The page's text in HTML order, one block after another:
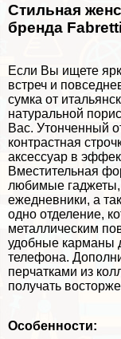
Стильная
бренда Fabretti
Если Вы ищете
встреч и
сумка от
натуральной
Вас. Утонченный
контрастная
аксессуар в
Вместительная
любимые
ежедневники, а
одно отделение,
металлическим
удобные карманы
телефона.
перчатками из
получать
Особенности: